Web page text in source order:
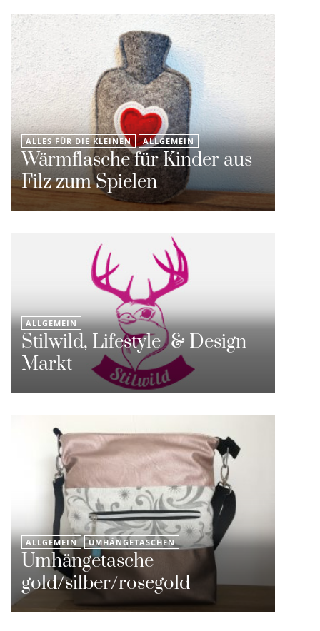
ALLES FÜR DIE KLEINEN ALLGEMEIN
Wärmflasche für Kinder aus
Filz zum Spielen
ALLGEMEIN
Stilwild, Lifestyle- & Design
Markt
ALLGEMEIN UMHÄNGETASCHEN
Umhängetasche
gold/silber/rosegold